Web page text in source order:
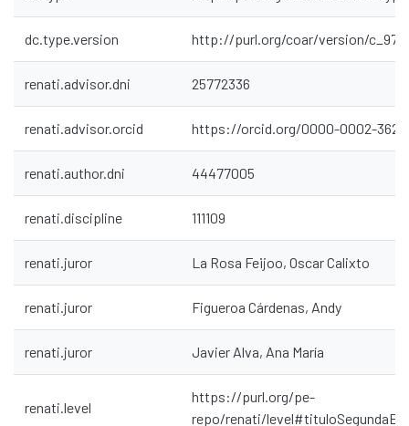
dc.type.version http://purl.org/coar/version/
renati.advisor.dni 25772336
renati.advisor.orcid https://orcid.org/0000-0002-
renati.author.dni 44477005
renati.discipline 111109
renati.juror La Rosa Feijoo, Oscar Calixto
renati.juror Figueroa Cárdenas, Andy
renati.juror Javier Alva, Ana María
renati.level
https://purl.org/pe-
repo/renati/